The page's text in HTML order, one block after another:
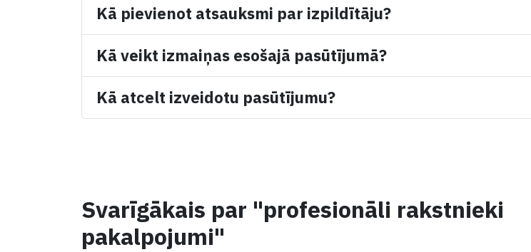
Kā pievienot atsauksmi par izpildītāju?
Kā veikt izmaiņas esošajā pasūtījumā?
Kā atcelt izveidotu pasūtījumu?
Svarīgākais par "profesionāli rakstnieki
pakalpojumi"